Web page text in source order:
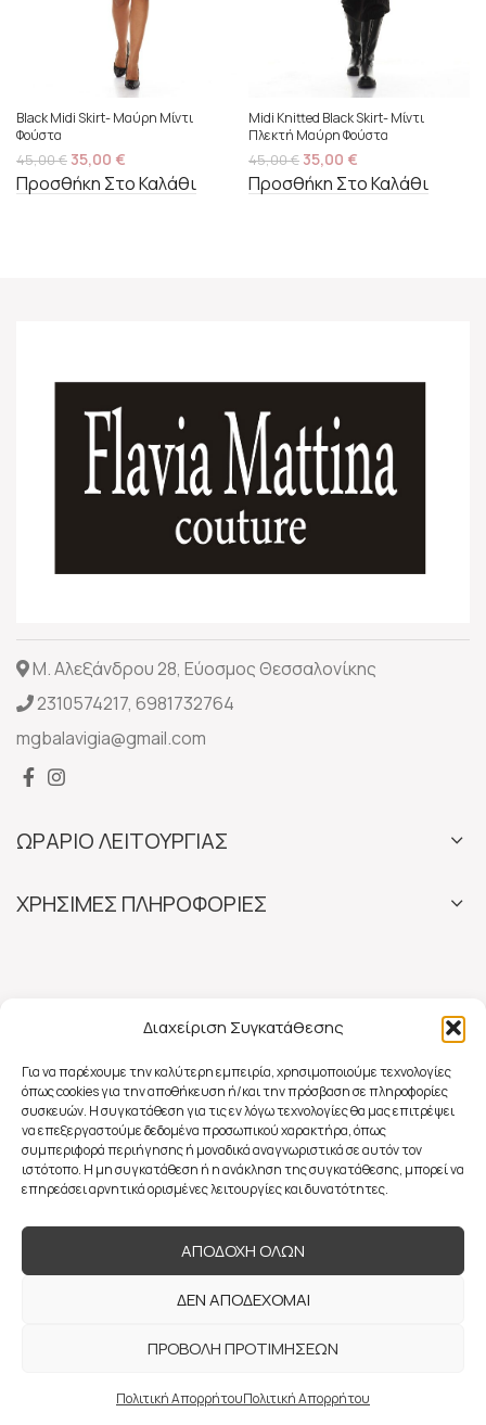
Διαχείριση Συγκατάθεσης
Για να παρέχουμε την καλύτερη εμπειρία, χρησιμοποιούμε τεχνολογίες
όπως cookies για την αποθήκευση ή/και την πρόσβαση σε πληροφορίες
συσκευών. Η συγκατάθεση για τις εν λόγω τεχνολογίες θα μας επιτρέψει
να επεξεργαστούμε δεδομένα προσωπικού χαρακτήρα, όπως
συμπεριφορά περιήγησης ή μοναδικά αναγνωριστικά σε αυτόν τον
ιστότοπο. Η μη συγκατάθεση ή η ανάκληση της συγκατάθεσης, μπορεί να
επηρεάσει αρνητικά ορισμένες λειτουργίες και δυνατότητες.
ΑΠΟΔΟΧΗ ΟΛΩΝ
ΔΕΝ ΑΠΟΔΕΧΟΜΑΙ
ΠΡΟΒΟΛΗ ΠΡΟΤΙΜΗΣΕΩΝ
Πολιτική ΑπορρήτουΠολιτική Απορρήτου
Black Midi Skirt- Μαύρη Μίντι
Φούστα
45,00€ 35,00 €
Προσθήκη Στο Καλάθι
Midi Knitted Black Skirt- Μίντι
Πλεκτή Μαύρη Φούστα
45,00€ 35,00 €
Προσθήκη Στο Καλάθι
Μ. Αλεξάνδρου 28, Εύοσμος Θεσσαλονίκης
2310574217, 6981732764
mgbalavigia@gmail.com
ΩΡΑΡΙΟ ΛΕΙΤΟΥΡΓΙΑΣ
ΧΡΗΣΙΜΕΣ ΠΛΗΡΟΦΟΡΙΕΣ
Powered by